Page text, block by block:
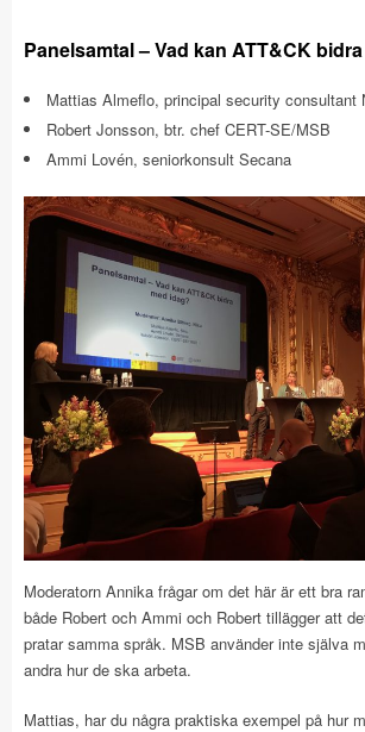
Panelsamtal – Vad kan ATT&CK
Mattias Almeflo, principal security consultant
Robert Jonsson, btr. chef CERT-SE/MSB
Ammi Lovén, seniorkonsult Secana
Moderatorn Annika frågar om det här är ett bra
både Robert och Ammi och Robert tillägger att
pratar samma språk. MSB använder inte själva
andra hur de ska arbeta.
Mattias, har du några praktiska exempel på hur